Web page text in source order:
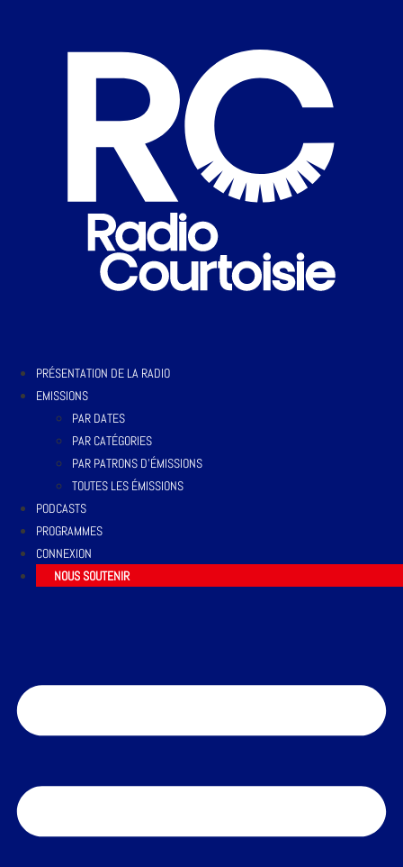
PRÉSENTATION DE LA RADIO
EMISSIONS
PAR DATES
PAR CATÉGORIES
PAR PATRONS D’ÉMISSIONS
TOUTES LES ÉMISSIONS
PODCASTS
PROGRAMMES
CONNEXION
NOUS SOUTENIR